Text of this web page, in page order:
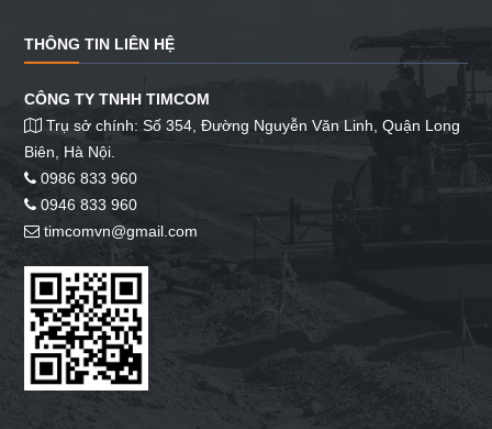
THÔNG TIN LIÊN HỆ
CÔNG TY TNHH TIMCOM
Trụ sở chính: Số 354, Đường Nguyễn Văn Linh, Quận Long
Biên, Hà Nội.
0986 833 960
0946 833 960
timcomvn@gmail.com